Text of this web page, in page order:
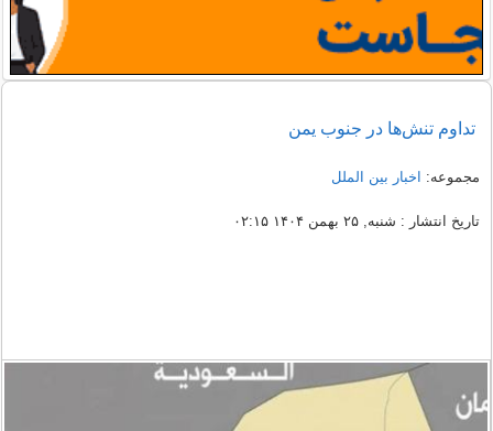
تداوم تنش‌ها در جنوب یمن
مجموعه: اخبار بین الملل
تاریخ انتشار : شنبه, ۲۵ بهمن ۱۴۰۴ ۰۲:۱۵